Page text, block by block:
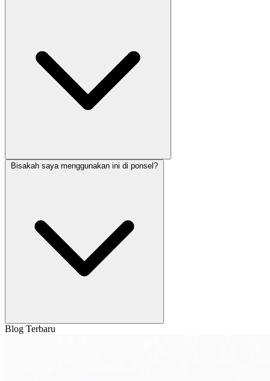
Bisakah saya menggunakan ini di ponsel?
Blog Terbaru